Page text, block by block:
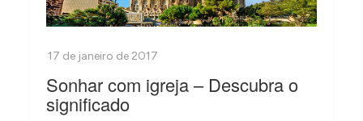
Sonhar com igreja – Descubra o
significado